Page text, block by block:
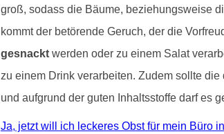
groß, sodass die Bäume, beziehungsweise
kommt der betörende Geruch, der die
gesnacktwerden oder zu einem Salat
zu einem Drink verarbeiten. Zudem sollte
und aufgrund der guten Inhaltsstoffe darf es
Ja, jetzt will ich leckeres Obst für mein Büro